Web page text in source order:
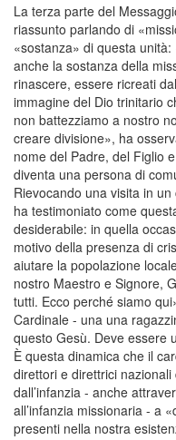
La terza parte del
riassunto parlando di
«sostanza» di questa unità:
anche la sostanza della
rinascere, essere ricreati
immagine del Dio trinitario
non battezziamo a nostro
creare divisione», ha
nome del Padre, del Figlio
diventa una persona di
Rievocando una visita in
ha testimoniato come
desiderabile: in quella
motivo della presenza di
aiutare la popolazione
nostro Maestro e Signore,
tutti. Ecco perché siamo
Cardinale - una una
questo Gesù. Deve essere
È questa dinamica che il
direttori e direttrici
dall’infanzia - anche
all’infanzia missionaria - a
presenti nella nostra